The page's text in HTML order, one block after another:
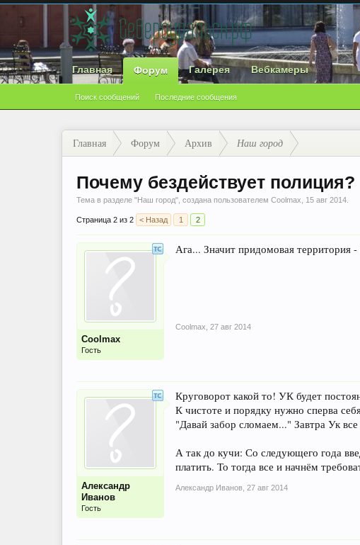
Главная Форум
Поиск сообщений Последние сообщения
Галерея Вебкамеры
Главная Форум Архив Наш город
Почему бездействует полиция?
Тема в разделе "Наш город", создана пользователем Coolmax 15 авг 2014
Страница 2 из 2 < Назад 1 2
Coolmax
Гость
Ага... Значит придомовая территория
Coolmax 27 авг 2014
Александр
Иванов
Гость
Круговорот какой то! УК будет
К чистоте и порядку нужно сперва
"Давай забор сломаем..." Завтра Ук
А так до кучи: Со следующего года
платить. То тогда все и начнём
Александр Иванов 27 авг 2014